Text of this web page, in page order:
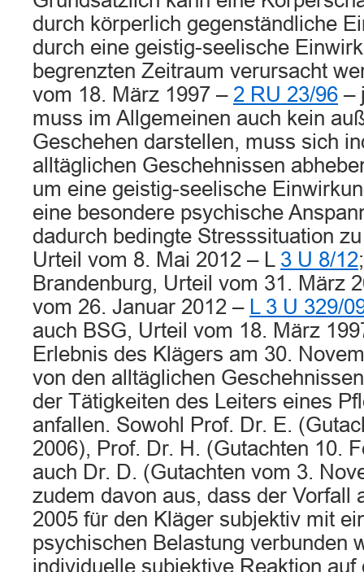
durch körperlich gegenständliche
durch eine geistig-seelische
begrenzten Zeitraum verursacht
vom 18. März 1997 – 2 RU 23/96 –
muss im Allgemeinen auch kein
Geschehen darstellen, muss sich
alltäglichen Geschehnissen
um eine geistig-seelische
eine besondere psychische
dadurch bedingte Stresssituation
Urteil vom 8. Mai 2012 – L 3 U 8/12
Brandenburg, Urteil vom 31. März
vom 26. Januar 2012 – L 3 U 329/
auch BSG, Urteil vom 18. März
Erlebnis des Klägers am 30.
von den alltäglichen
der Tätigkeiten des Leiters eines
anfallen. Sowohl Prof. Dr. E.
2006), Prof. Dr. H. (Gutachten 10.
auch Dr. D. (Gutachten vom 3.
zudem davon aus, dass der Vorfall
2005 für den Kläger subjektiv mit
psychischen Belastung verbunden
individuelle subjektive Reaktion auf